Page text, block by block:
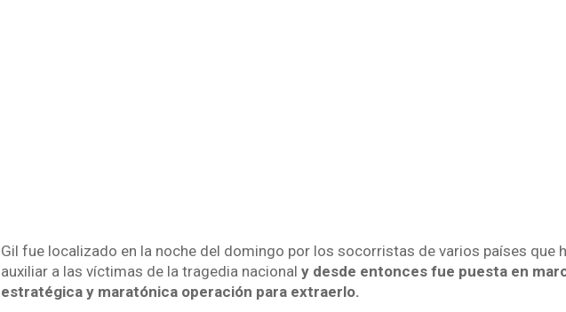
Gil fue localizado en la noche del domingo por los socorristas de varios países que
auxiliar a las víctimas de la tragedia nacional y desde entonces fue puesta en
estratégica y maratónica operación para extraerlo.